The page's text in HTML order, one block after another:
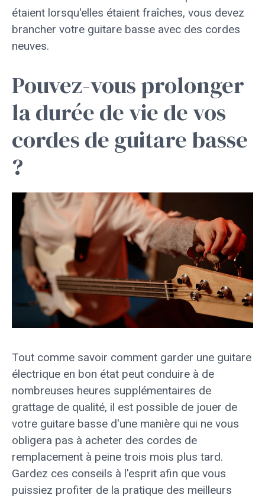
étaient lorsqu'elles étaient fraîches, vous devez
brancher votre guitare basse avec des cordes
neuves.
Pouvez-vous prolonger
la durée de vie de vos
cordes de guitare basse
?
Tout comme savoir comment garder une guitare
électrique en bon état peut conduire à de
nombreuses heures supplémentaires de
grattage de qualité, il est possible de jouer de
votre guitare basse d'une manière qui ne vous
obligera pas à acheter des cordes de
remplacement à peine trois mois plus tard.
Gardez ces conseils à l'esprit afin que vous
puissiez profiter de la pratique des meilleurs